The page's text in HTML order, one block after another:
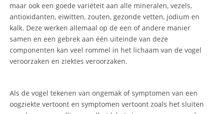
maar ook een goede variëteit aan alle mineralen, vezels,
antioxidanten, eiwitten, zouten, gezonde vetten, jodium en
kalk. Deze werken allemaal op de een of andere manier
samen en een gebrek aan één uiteinde van deze
componenten kan veel rommel in het lichaam van de vogel
veroorzaken en ziektes veroorzaken.
Als de vogel tekenen van ongemak of symptomen van een
oogziekte vertoont en symptomen vertoont zoals het sluiten